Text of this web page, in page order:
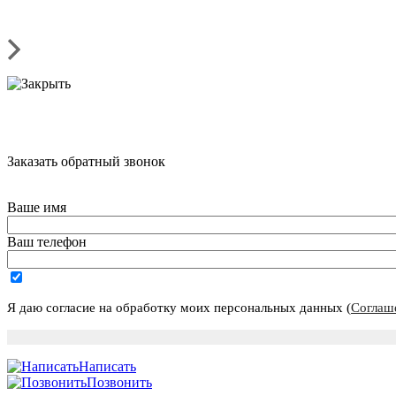
Заказать обратный звонок
Ваше имя
Ваш телефон
Я даю согласие на обработку моих персональных данных (
Написать
Позвонить